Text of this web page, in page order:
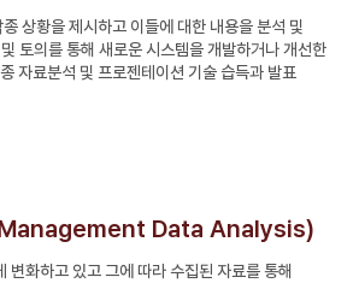
상황을 제시하고 이들에 대한 내용을 분석 및
토의를 통해 새로운 시스템을 개발하거나 개선한
자료분석 및 프로젠테이션 기술 습득과 발표
(Management Data Analysis)
변화하고 있고 그에 따라 수집된 자료를 통해